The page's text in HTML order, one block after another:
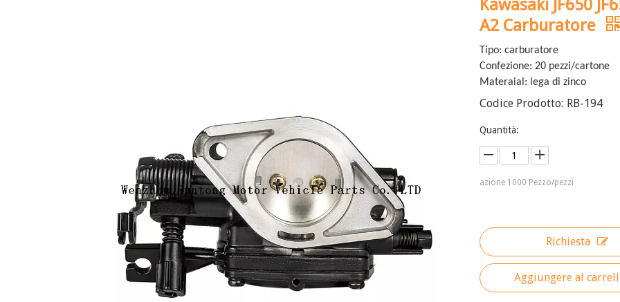
Kawasaki JF650
A2 Carburatore
Tipo: carburatore
Confezione: 20 pezzi/cartone
Materaial: lega di zinco
Codice Prodotto: RB-194
Quantità:
azione 1000 Pezzo/pezzi
Richiesta
Aggiungere al